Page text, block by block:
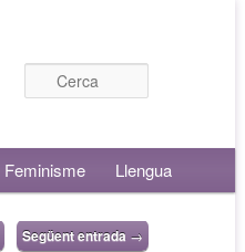
Feminisme Llengua
Següent entrada →